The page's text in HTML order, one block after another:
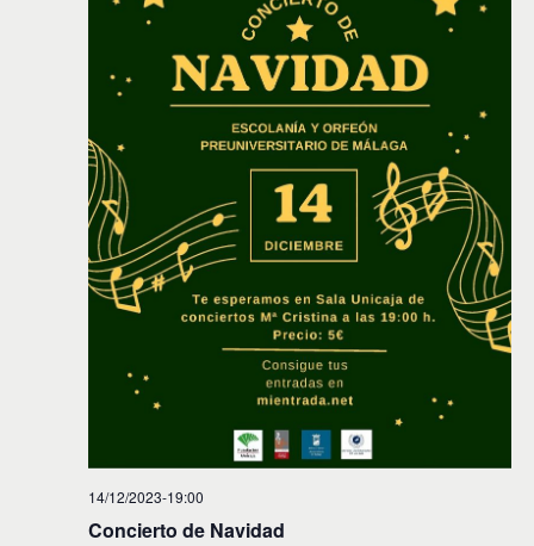
14/12/2023-19:00
Concierto de Navidad